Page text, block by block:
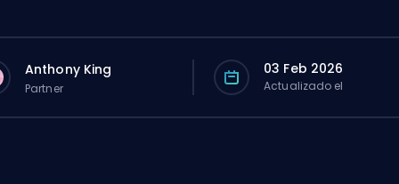
Anthony King
Partner
03 Feb 2026
Actualizado el